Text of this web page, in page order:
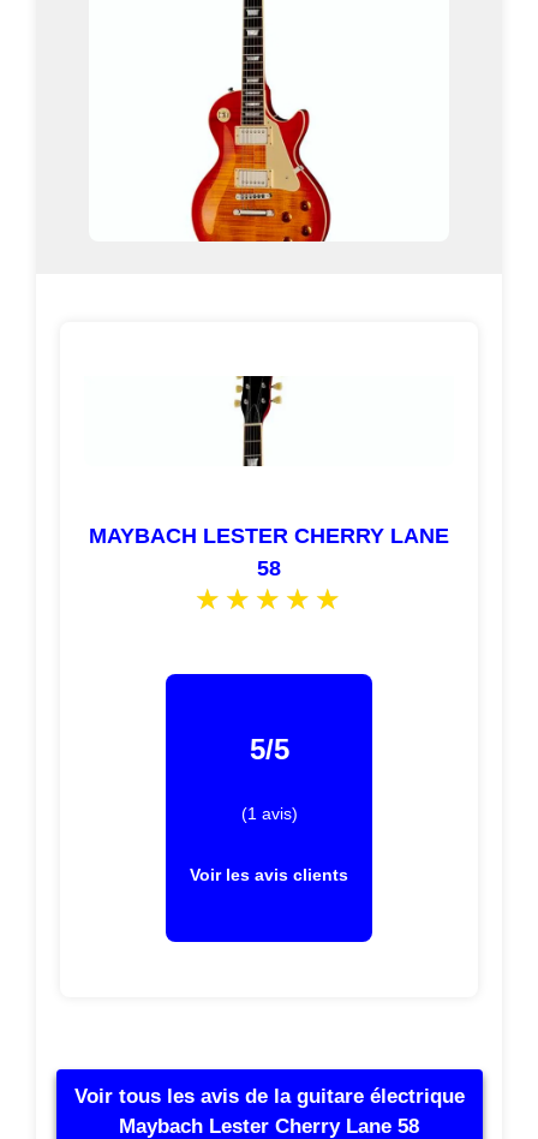
MAYBACH LESTER CHERRY LANE
58
5/5
(1 avis)
Voir les avis clients
Voir tous les avis de la guitare électrique
Maybach Lester Cherry Lane 58